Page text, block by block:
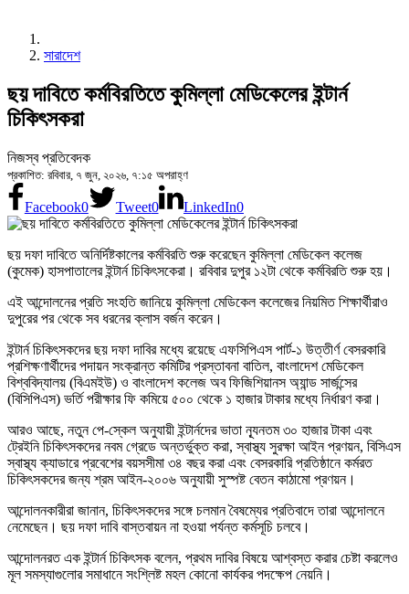
সারাদেশ
ছয় দাবিতে কর্মবিরতিতে কুমিল্লা মেডিকেলের ইন্টার্ন
চিকিৎসকরা
নিজস্ব প্রতিবেদক
প্রকাশিত: রবিবার, ৭ জুন, ২০২৬, ৭:১৫ অপরাহ্ণ
Facebook0 Tweet0 LinkedIn0
ছয় দফা দাবিতে অনির্দিষ্টকালের কর্মবিরতি শুরু করেছেন কুমিল্লা মেডিকেল কলেজ
(কুমেক) হাসপাতালের ইন্টার্ন চিকিৎসকেরা। রবিবার দুপুর ১২টা থেকে কর্মবিরতি শুরু হয়।
এই আন্দোলনের প্রতি সংহতি জানিয়ে কুমিল্লা মেডিকেল কলেজের নিয়মিত শিক্ষার্থীরাও
দুপুরের পর থেকে সব ধরনের ক্লাস বর্জন করেন।
ইন্টার্ন চিকিৎসকদের ছয় দফা দাবির মধ্যে রয়েছে এফসিপিএস পার্ট-১ উত্তীর্ণ বেসরকারি
প্রশিক্ষণার্থীদের পদায়ন সংক্রান্ত কমিটির প্রস্তাবনা বাতিল, বাংলাদেশ মেডিকেল
বিশ্ববিদ্যালয় (বিএমইউ) ও বাংলাদেশ কলেজ অব ফিজিশিয়ানস অ্যান্ড সার্জন্সের
(বিসিপিএস) ভর্তি পরীক্ষার ফি কমিয়ে ৫০০ থেকে ১ হাজার টাকার মধ্যে নির্ধারণ করা।
আরও আছে, নতুন পে-স্কেল অনুযায়ী ইন্টার্নদের ভাতা ন্যূনতম ৩০ হাজার টাকা এবং
ট্রেইনি চিকিৎসকদের নবম গ্রেডে অন্তর্ভুক্ত করা, স্বাস্থ্য সুরক্ষা আইন প্রণয়ন, বিসিএস
স্বাস্থ্য ক্যাডারে প্রবেশের বয়সসীমা ৩৪ বছর করা এবং বেসরকারি প্রতিষ্ঠানে কর্মরত
চিকিৎসকদের জন্য শ্রম আইন-২০০৬ অনুযায়ী সুস্পষ্ট বেতন কাঠামো প্রণয়ন।
আন্দোলনকারীরা জানান, চিকিৎসকদের সঙ্গে চলমান বৈষম্যের প্রতিবাদে তারা আন্দোলনে
নেমেছেন। ছয় দফা দাবি বাস্তবায়ন না হওয়া পর্যন্ত কর্মসূচি চলবে।
আন্দোলনরত এক ইন্টার্ন চিকিৎসক বলেন, প্রথম দাবির বিষয়ে আশ্বস্ত করার চেষ্টা করলেও
মূল সমস্যাগুলোর সমাধানে সংশ্লিষ্ট মহল কোনো কার্যকর পদক্ষেপ নেয়নি।